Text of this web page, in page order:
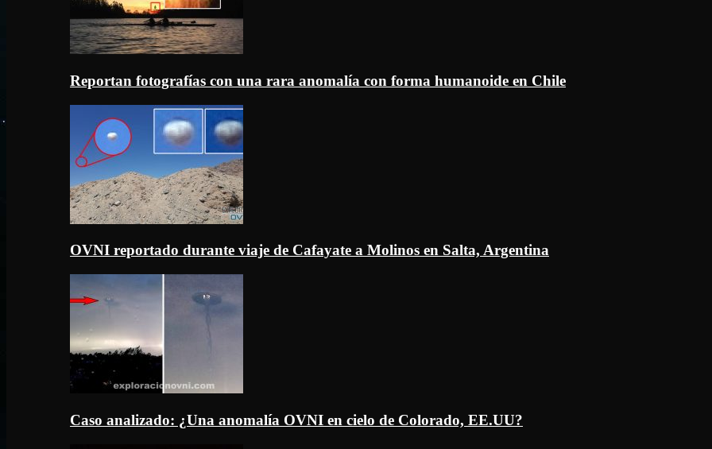
Reportan fotografías con una rara anomalía con forma humanoide en Chile
OVNI reportado durante viaje de Cafayate a Molinos en Salta, Argentina
Caso analizado: ¿Una anomalía OVNI en cielo de Colorado, EE.UU?